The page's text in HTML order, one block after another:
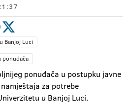
Banjoj Luci
ponuđača
ponuđača u postupku javne
za potrebe
u Banjoj Luci.